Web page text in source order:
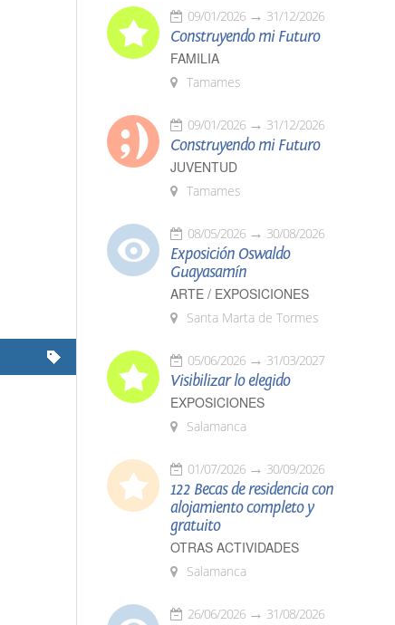
09/01/2026 31/12/2026
Construyendo mi Futuro
FAMILIA
Tamames
09/01/2026 31/12/2026
Construyendo mi Futuro
JUVENTUD
Tamames
08/05/2026 30/08/2026
Exposición Oswaldo
Guayasamín
ARTE / EXPOSICIONES
Santa Marta de Tormes
05/06/2026 31/03/2027
Visibilizar lo elegido
EXPOSICIONES
Salamanca
01/07/2026 30/09/2026
122 Becas de residencia con
alojamiento completo y
gratuito
OTRAS ACTIVIDADES
Salamanca
26/06/2026 31/08/2026